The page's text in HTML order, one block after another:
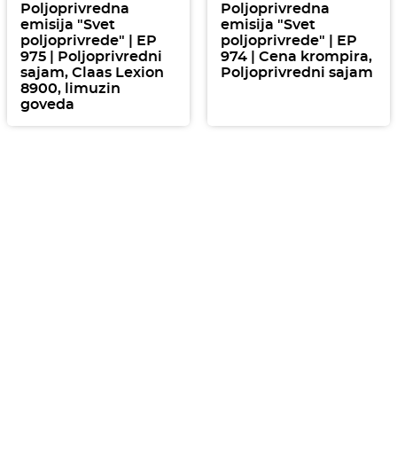
Poljoprivredna
emisija "Svet
poljoprivrede" | EP
975 | Poljoprivredni
sajam, Claas Lexion
8900, limuzin
goveda
Poljoprivredna
emisija "Svet
poljoprivrede" | EP
974 | Cena krompira,
Poljoprivredni sajam